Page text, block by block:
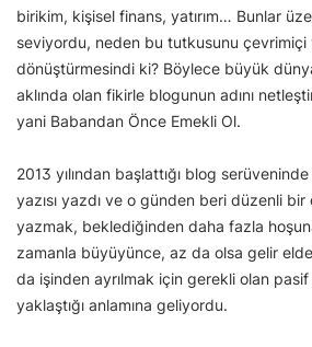
birikim, kişisel finans, yatırım… Bunlar
seviyordu, neden bu tutkusunu çevrimiçi
dönüştürmesindi ki? Böylece büyük
aklında olan fikirle blogunun adını
yani Babandan Önce Emekli Ol.
2013 yılından başlattığı blog
yazısı yazdı ve o günden beri düzenli
yazmak, beklediğinden daha fazla
zamanla büyüyünce, az da olsa gelir
da işinden ayrılmak için gerekli olan
yaklaştığı anlamına geliyordu.